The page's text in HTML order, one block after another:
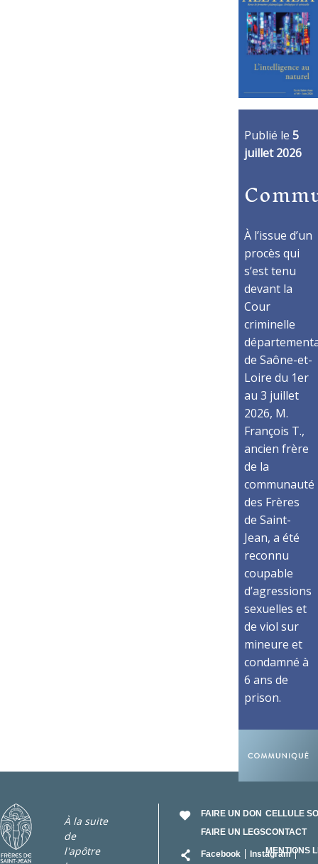
Publié le 5
juillet 2026
À l’issue d’un
procès qui
s’est tenu
devant la
Cour
criminelle
de Saône-et-
Loire du 1er
au 3 juillet
2026, M.
François T.,
ancien frère
de la
communauté
des Frères
de Saint-
Jean, a été
reconnu
coupable
d’agressions
sexuelles et
de viol sur
mineure et
condamné à
6 ans de
prison.
À la suite
de
l'apôtre
FAIRE UN DON
FAIRE UN LEGS
Facebook
Instagram
CELLULE
CONTACT
MENTIONS